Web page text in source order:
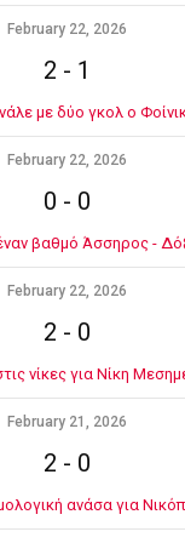
February 22, 2026
2 - 1
με δύο γκολ ο
February 22, 2026
0 - 0
βαθμό Άσσηρος -
February 22, 2026
2 - 0
νίκες για Νίκη
February 21, 2026
2 - 0
ανάσα για